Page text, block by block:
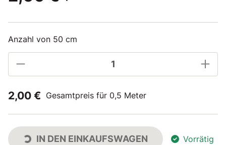
Anzahl von 50 cm
2,00 € Gesamtpreis für 0,5 Meter
IN DEN EINKAUFSWAGEN Vorrätig